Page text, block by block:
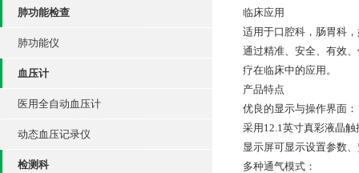
肺功能检查
肺功能仪
血压计
医用全自动血压计
动态血压记录仪
检测科
临床应用
适用于口腔科，肠胃科
通过精准、安全、有效
疗在临床中的应用。
产品特点
优良的显示与操作界面：
采用12.1英寸真彩液晶
显示屏可显示设置参数
多种通气模式：